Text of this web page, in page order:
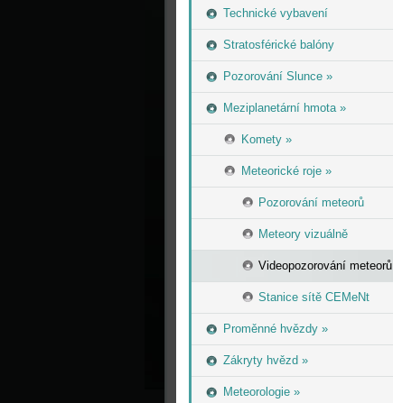
Technické vybavení
Stratosférické balóny
Pozorování Slunce »
Meziplanetární hmota »
Komety »
Meteorické roje »
Pozorování meteorů
Meteory vizuálně
Videopozorování meteorů
Stanice sítě CEMeNt
Proměnné hvězdy »
Zákryty hvězd »
Meteorologie »